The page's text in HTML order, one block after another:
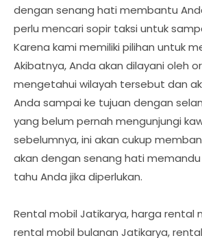
dengan senang hati membantu
perlu mencari sopir taksi untuk
Karena kami memiliki pilihan untuk
Akibatnya, Anda akan dilayani oleh
mengetahui wilayah tersebut dan
Anda sampai ke tujuan dengan
yang belum pernah mengunjungi
sebelumnya, ini akan cukup
akan dengan senang hati
tahu Anda jika diperlukan.
Rental mobil Jatikarya, harga rental
rental mobil bulanan Jatikarya,